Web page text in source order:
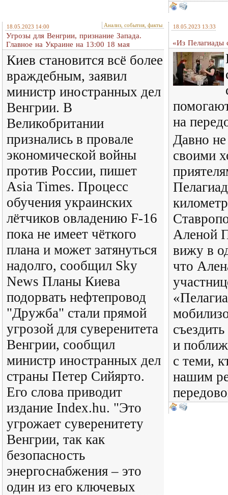
18.05.2023 14:00 Анализ, события, факты
Угрозы для Венгрии, признание Запада.
Главное на Украине на 13:00 18 мая
Киев становится всё более
враждебным, заявил
министр иностранных дел
Венгрии. В
Великобритании
признались в провале
экономической войны
против России, пишет
Asia Times. Процесс
обучения украинских
лётчиков овладению F-16
пока не имеет чёткого
плана и может затянуться
надолго, сообщил Sky
News Планы Киева
подорвать нефтепровод
"Дружба" стали прямой
угрозой для суверенитета
Венгрии, сообщил
министр иностранных дел
страны Петер Сийярто.
Его слова приводит
издание Index.hu. "Это
угрожает суверенитету
Венгрии, так как
безопасность
энергоснабжения – это
один из его ключевых
18.05.2023 13:33
«Из
на
Давно
своими
Аленой
вижу в
что
и
с теми,
нашим